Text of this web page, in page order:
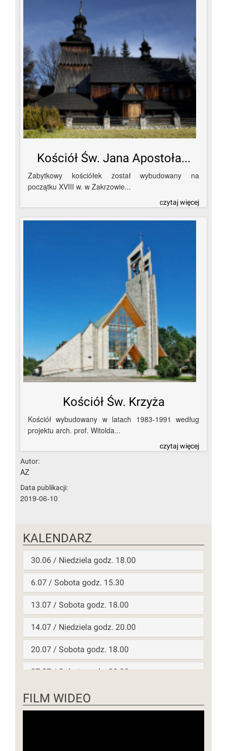
Kościół Św. Jana Apostoła...
Zabytkowy kościółek został wybudowany na
początku XVIII w. w Zakrzowie...
czytaj więcej
Kościół Św. Krzyża
Kościół wybudowany w latach 1983-1991 według
projektu arch. prof. Witolda...
czytaj więcej
Autor:
AZ
Data publikacji:
2019-06-10
KALENDARZ
30.06 / Niedziela godz. 18.00
6.07 / Sobota godz. 15.30
13.07 / Sobota godz. 18.00
14.07 / Niedziela godz. 20.00
20.07 / Sobota godz. 18.00
27.07 / Sobota godz. 20.00
28.07 / Niedziela godz. 19.00
FILM WIDEO